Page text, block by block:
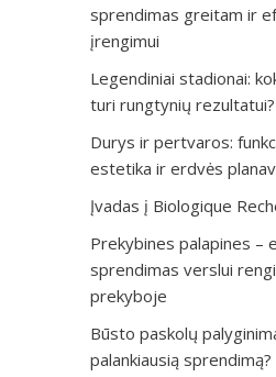
sprendimas greitam ir
įrengimui
Legendiniai stadionai:
turi rungtynių rezultatui?
Durys ir pertvaros:
estetika ir erdvės
Įvadas į Biologique
Prekybines palapines –
sprendimas verslui
prekyboje
Būsto paskolų
palankiausią sprendimą?